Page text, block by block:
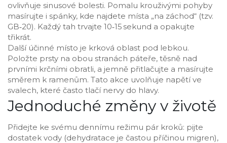
ovlivňuje sinusové bolesti. Pomalu krouživými pohyby
masírujte i spánky, kde najdete místa „na záchod“ (tzv.
GB‑20). Každý tah trvajte 10‑15 sekund a opakujte
třikrát.
Další účinné místo je krková oblast pod lebkou.
Položte prsty na obou stranách páteře, těsně nad
prvními krčními obratli, a jemně přitlačujte a masírujte
směrem k ramenům. Tato akce uvolňuje napětí ve
svalech, které často tlačí nervy do hlavy.
Jednoduché změny v životě
Přidejte ke svému dennímu režimu pár kroků: pijte
dostatek vody (dehydratace je častou příčinou migren),